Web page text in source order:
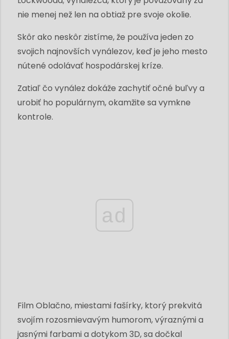
nie menej než len na obtiaž pre svoje okolie.
Skôr ako neskôr zistíme, že používa jeden zo
svojich najnovších vynálezov, keď je jeho mesto
nútené odolávať hospodárskej kríze.
Zatiaľ čo vynález dokáže zachytiť očné buľvy a
urobiť ho populárnym, okamžite sa vymkne
kontrole.
ad
Film Oblačno, miestami fašírky, ktorý prekvitá
svojím rozosmievavým humorom, výraznými a
jasnými farbami a dotykom 3D, sa dočkal